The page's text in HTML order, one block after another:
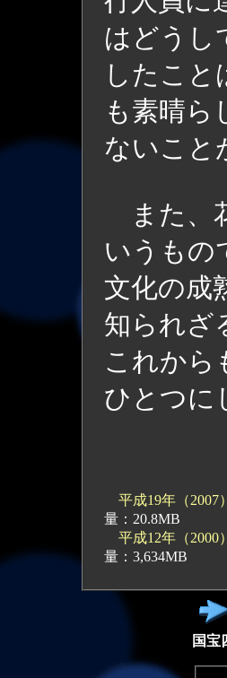
はどうし
したこと
も素晴ら
ないこと
また、
いうもの
文化の成
知られざ
これから
ひとつ
平成19年（2007
量：20.8MB
平成12年（2000
量：3,634MB
国宝